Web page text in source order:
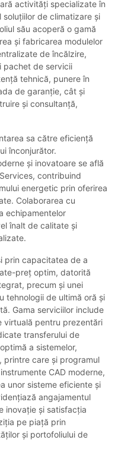
activități specializate în
de climatizare și
său acoperă o gamă
și fabricarea modulelor
de încălzire,
pachet de servicii
tehnică, punere în
de garanție, cât și
și consultanță,
sa către eficiență
înconjurător.
și inovatoare se află
contribuind
energetic prin oferirea
Colaborarea cu
echipamentelor
înalt de calitate și
prin capacitatea de a
preț optim, datorită
precum și unei
tehnologii de ultimă oră și
Gama serviciilor include
virtuală pentru prezentări
transferului de
a sistemelor,
printre care și programul
CAD moderne,
unor sisteme eficiente și
angajamentul
inovație și satisfacția
pe piață prin
și portofoliului de